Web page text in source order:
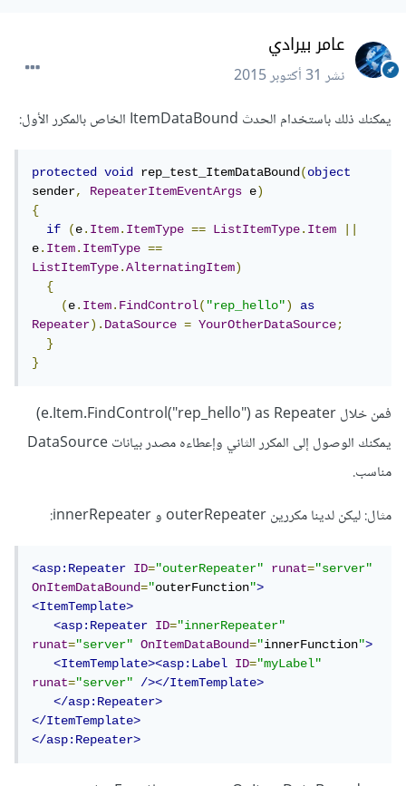
عامر بيرادي
نشر31 أكتوبر 2015
يمكنك ذلك باستخدام الحدث ItemDataBound الخاص بالمكرر الأول:
protected void rep_test_ItemDataBound(object
sender, RepeaterItemEventArgs e)
{
if
(e.Item.ItemType == ListItemType.Item
e.Item.ItemType
==
ListItemType.AlternatingItem)
{
(e.Item.FindControl("rep_hello")
as
Repeater).DataSource = YourOtherDataSource;
}
}
فمن خلال e.Item.FindControl("rep_hello") as Repeater)
يمكنك الوصول إلى المكرر الثاني وإعطاءه مصدر بيانات DataSource
مناسب.
مثال: ليكن لدينا مكررين outerRepeater و innerRepeater:
<asp:Repeater ID="outerRepeater" runat="server"
OnItemDataBound="outerFunction">
<ItemTemplate>
<asp:Repeater
ID="innerRepeater"
runat="server" OnItemDataBound="innerFunction">
<ItemTemplate><asp:Label
ID="myLabel"
runat="server"
/></ItemTemplate>
</asp:Repeater>
</ItemTemplate>
</asp:Repeater>